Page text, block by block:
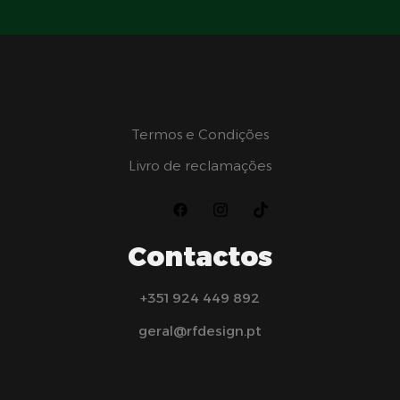
Termos e Condições
Livro de reclamações
Contactos
+351 924 449 892
geral@rfdesign.pt